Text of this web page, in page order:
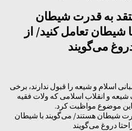
به قدرت شیطان
شیطان تعامل کنید/ از
می‌گویند
اسلام و شیعه را قبول ندارند، برخی
و انقلاب اسلامی که ولات فقیه
این موضوع مواظبت کرد.
شیطان هستند/ می‌گویند با شیطان
دروغ می‌گویند